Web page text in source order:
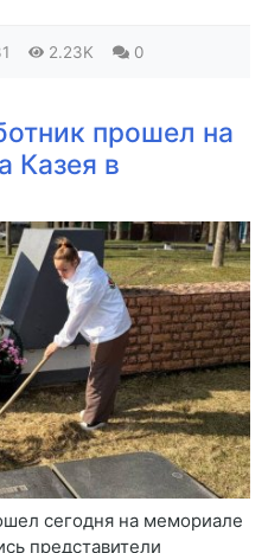
2.23K 0
прошел на
Казея в
сегодня на мемориале
представители